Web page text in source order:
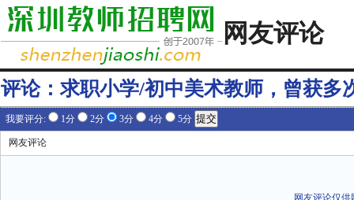
网友评论
评论：求职小学/初中美术教师，曾获多
我要评分: 1分 2分 3分 4分 5分
网友评论
网友评论仅